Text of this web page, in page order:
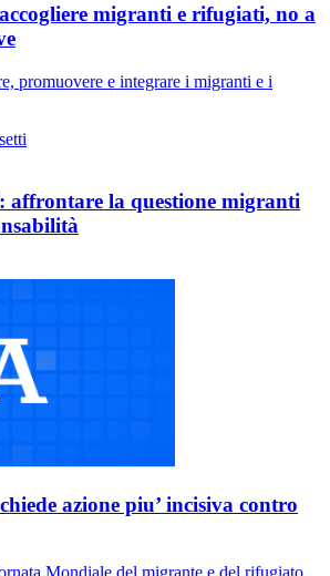
migranti e rifugiati, no a
promuovere e integrare i migranti e i
affrontare la questione migranti
azione piu’ incisiva contro
Mondiale del migrante e del rifugiato